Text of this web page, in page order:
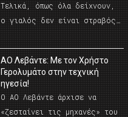
Τελικά, όπως όλα δείχνουν,
ο γιαλός δεν είναι στραβός…
ΑΟ Λεβάντε: Με τον Χρήστο
Γερολυμάτο στην τεχνική
ηγεσία!
Ο ΑΟ Λεβάντε άρχισε να
«ζεσταίνει τις μηχανές» του